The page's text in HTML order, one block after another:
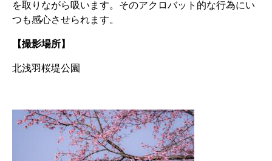
を取りながら吸います。そのアクロバット的な行為にい
つも感心させられます。
【撮影場所】
北浅羽桜堤公園